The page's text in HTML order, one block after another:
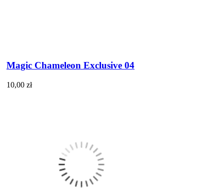
Magic Chameleon Exclusive 04
10,00 zł